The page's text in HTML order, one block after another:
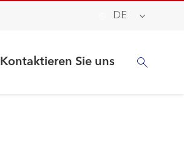
DE
Kontaktieren Sie uns 